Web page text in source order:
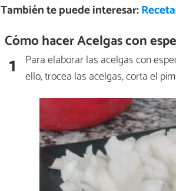
También te puede interesar:
Cómo hacer Acelgas con
1 Para elaborar las acelgas con
ello, trocea las acelgas, corta el